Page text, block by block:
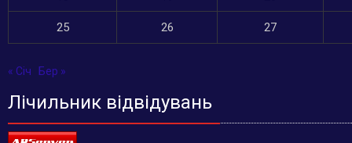
25 26 27
« Січ Бер »
Лічильник відвідувань